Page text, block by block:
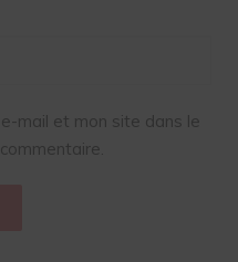
mail et mon site dans le